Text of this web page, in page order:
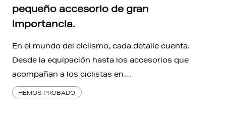
pequeño accesorio de gran
importancia.
En el mundo del ciclismo, cada detalle cuenta.
Desde la equipación hasta los accesorios que
acompañan a los ciclistas en…
HEMOS PROBADO